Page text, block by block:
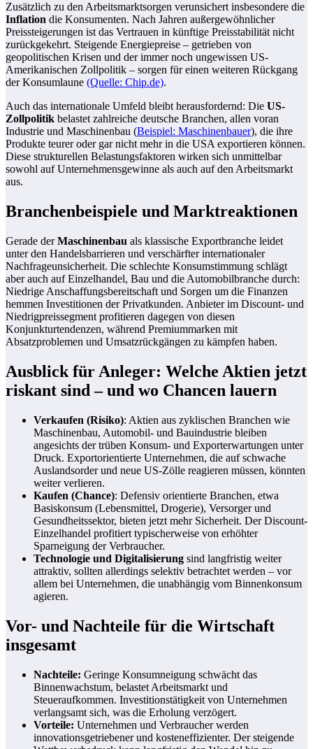
Zusätzlich zu den Arbeitsmarktsorgen verunsichert insbesondere die
Inflation die Konsumenten. Nach Jahren außergewöhnlicher
Preissteigerungen ist das Vertrauen in künftige Preisstabilität nicht
zurückgekehrt. Steigende Energiepreise – getrieben von
geopolitischen Krisen und der immer noch ungewissen US-
Amerikanischen Zollpolitik – sorgen für einen weiteren Rückgang
der Konsumlaune (Quelle: Chip.de).
Auch das internationale Umfeld bleibt herausfordernd: Die US-
Zollpolitik belastet zahlreiche deutsche Branchen, allen voran
Industrie und Maschinenbau (Beispiel: Maschinenbauer), die ihre
Produkte teurer oder gar nicht mehr in die USA exportieren können.
Diese strukturellen Belastungsfaktoren wirken sich unmittelbar
sowohl auf Unternehmensgewinne als auch auf den Arbeitsmarkt
aus.
Branchenbeispiele und Marktreaktionen
Gerade derMaschinenbau als klassische Exportbranche leidet
unter den Handelsbarrieren und verschärfter internationaler
Nachfrageunsicherheit. Die schlechte Konsumstimmung schlägt
aber auch auf Einzelhandel, Bau und die Automobilbranche durch:
Niedrige Anschaffungsbereitschaft und Sorgen um die Finanzen
hemmen Investitionen der Privatkunden. Anbieter im Discount- und
Niedrigpreissegment profitieren dagegen von diesen
Konjunkturtendenzen, während Premiummarken mit
Absatzproblemen und Umsatzrückgängen zu kämpfen haben.
Ausblick für Anleger: Welche Aktien jetzt
riskant sind – und wo Chancen lauern
Verkaufen (Risiko): Aktien aus zyklischen Branchen wie
Maschinenbau, Automobil- und Bauindustrie bleiben
angesichts der trüben Konsum- und Exporterwartungen unter
Druck. Exportorientierte Unternehmen, die auf schwache
Auslandsorder und neue US-Zölle reagieren müssen, könnten
weiter verlieren.
Kaufen (Chance): Defensiv orientierte Branchen, etwa
Basiskonsum (Lebensmittel, Drogerie), Versorger und
Gesundheitssektor, bieten jetzt mehr Sicherheit. Der Discount-
Einzelhandel profitiert typischerweise von erhöhter
Sparneigung der Verbraucher.
Technologie und Digitalisierung sind langfristig weiter
attraktiv, sollten allerdings selektiv betrachtet werden – vor
allem bei Unternehmen, die unabhängig vom Binnenkonsum
agieren.
Vor- und Nachteile für die Wirtschaft
insgesamt
Nachteile: Geringe Konsumneigung schwächt das
Binnenwachstum, belastet Arbeitsmarkt und
Steueraufkommen. Investitionstätigkeit von Unternehmen
verlangsamt sich, was die Erholung verzögert.
Vorteile: Unternehmen und Verbraucher werden
innovationsgetriebener und kosteneffizienter. Der steigende